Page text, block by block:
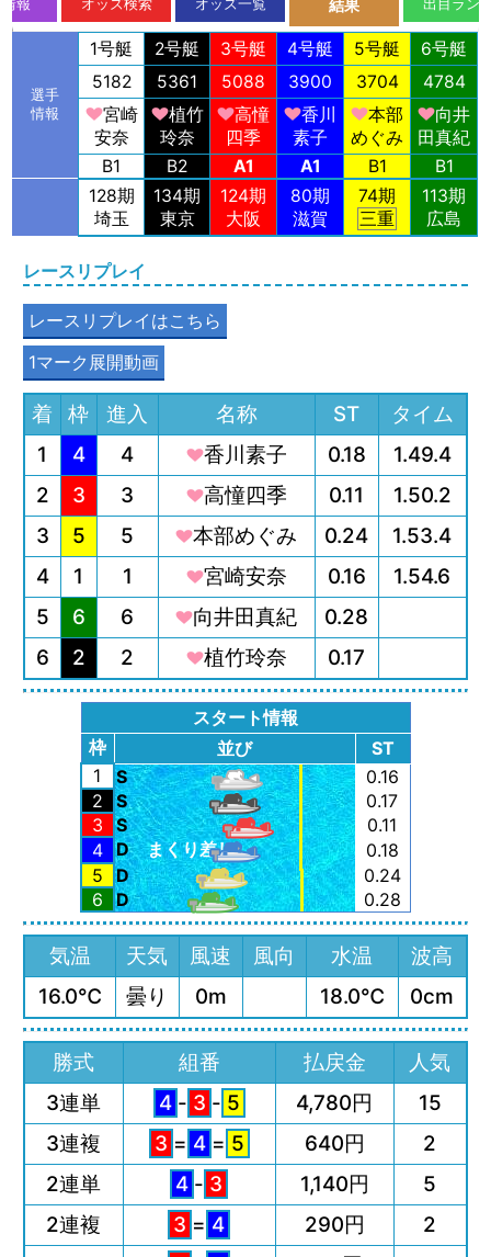
結果
選手
情報
1号艇 2号艇 3号艇 4号艇 5号艇
6号艇
5182
5361 5088 3900 3704
4784
宮崎
安奈
植竹
玲奈
高憧
四季
香川
素子
本部
めぐみ
向井
田真紀
B1
B2 A1 A1 B1
B1
128期
埼玉
134期
東京
124期
大阪
80期
滋賀
74期
三重
113期
広島
レースリプレイ
レースリプレイはこちら
1マーク展開動画
着 枠 進入 名称 ST
タイム
1
4 4 香川素子 0.18
1.49.4
2
3 3 高憧四季 0.11
1.50.2
3
5 5 本部めぐみ 0.24
1.53.4
4
1 1 宮崎安奈 0.16
1.54.6
5
6 6 向井田真紀
0.28
6
2 2 植竹玲奈 0.17
スタート情報
枠
並び
ST
1
S
0.16
2
S
0.17
3
S
0.11
4 D まくり差し
0.18
5
D
0.24
6
D 0.28
気温 天気 風速 風向 水温
波高
16.0℃
曇り 0m 18.0℃ 0cm
勝式 組番 払戻金
人気
3連単
4 - 3 - 5 4,780円
15
3連複
3 = 4 = 5 640円
2
2連単
4 - 3 1,140円
5
2連複
3 = 4 290円
2